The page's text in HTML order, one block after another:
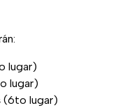
lugar)
lugar)
(6to lugar)